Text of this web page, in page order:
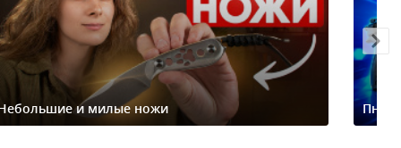
и милые ножи